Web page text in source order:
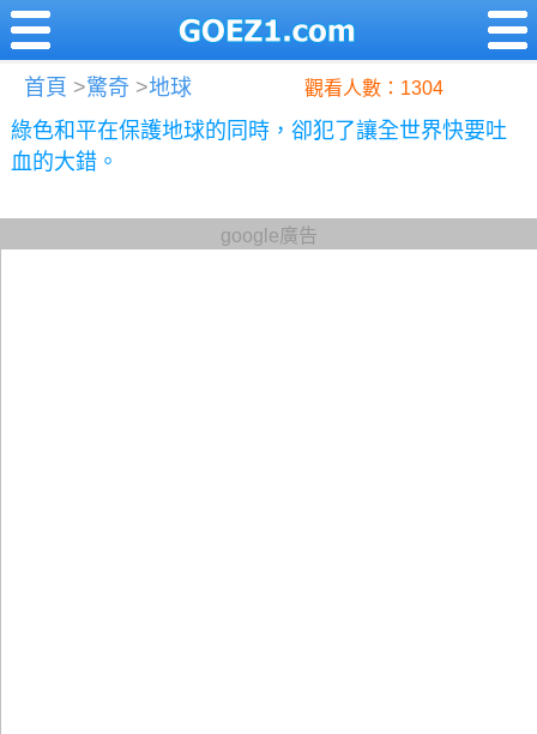
首頁 >驚奇 >地球 觀看人數：1304
綠色和平在保護地球的同時，卻犯了讓全世界快要吐
血的大錯。
google廣告